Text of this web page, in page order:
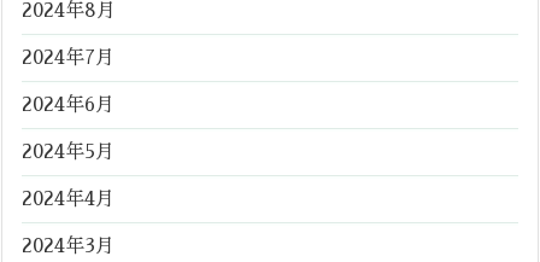
2024年8月
2024年7月
2024年6月
2024年5月
2024年4月
2024年3月